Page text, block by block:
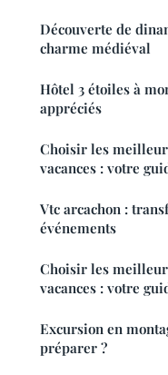
Découverte de
charme médiéval
Hôtel 3 étoiles à
appréciés
Choisir les
vacances : votre
Vtc arcachon :
événements
Choisir les
vacances : votre
Excursion en
préparer ?